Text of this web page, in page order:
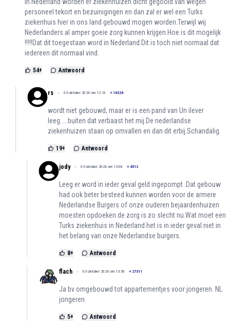
In Nederland worden er ziekenhuizen dicht gegooid van wegen
personeel tekort en bezuinigingen en dan zal er wel een Turks
ziekenhuis hier in ons land gebouwd mogen worden.Terwijl wij
Nederlanders al amper goeie zorg kunnen krijgen.Hoe is dit mogelijk
!!!!!Dat dit toegestaan word in Nederland.Dit is toch niet normaal dat
iedereen dit normaal vind.
54+ Antwoord
rs 03 oktober 2024 om 12:16 + 16226
wordt niet gebouwd, maar er is een pand van Un ilever
leeg.....buiten dat verbaast het mij.De nederlandse
ziekenhuizen staan op omvallen en dan dit erbij.Schandalig.
19+ Antwoord
jody 03 oktober 2024 om 13:08 + 4512
Leeg er word in ieder geval geld ingepompt .Dat gebouw
had ook beter besteed kunnen worden voor de armere
Nederlandse Burgers of onze ouderen bejaardenhuizen
moesten opdoeken de zorg is zo slecht nu.Wat moet een
Turks ziekenhuis in Nederland het is in ieder geval niet in
het belang van onze Nederlandse burgers.
8+ Antwoord
flach 03 oktober 2024 om 13:50 + 27311
Ja bv omgebouwd tot appartementjes voor jongeren. NL
jongeren.
5+ Antwoord